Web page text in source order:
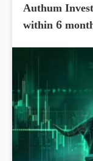
Authum
within 6